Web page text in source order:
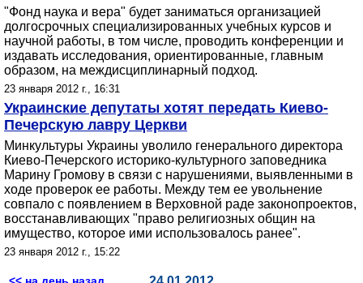
"Фонд наука и вера" будет заниматься организацией
долгосрочных специализированных учебных курсов и
научной работы, в том числе, проводить конференции и
издавать исследования, ориентированные, главным
образом, на междисциплинарный подход.
23 января 2012 г., 16:31
Украинские депутаты хотят передать Киево-
Печерскую лавру Церкви
Минкультуры Украины уволило генерального директора
Киево-Печерского историко-культурного заповедника
Марину Громову в связи с нарушениями, выявленными в
ходе проверок ее работы. Между тем ее увольнение
совпало с появлением в Верховной раде законопроектов,
восстанавливающих "право религиозных общин на
имущество, которое ими использовалось ранее".
23 января 2012 г., 15:22